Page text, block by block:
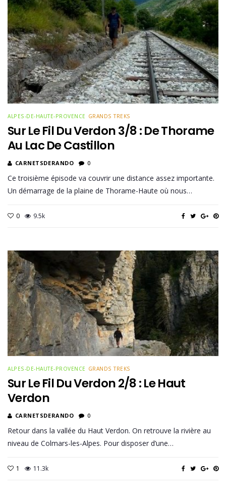
ALPES-DE-HAUTE-PROVENCE GRANDS TREKS
Sur Le Fil Du Verdon 3/8 : De Thorame
Au Lac De Castillon
CARNETSDERANDO 0
Ce troisième épisode va couvrir une distance assez importante.
Un démarrage de la plaine de Thorame-Haute où nous…
0 9.5k
ALPES-DE-HAUTE-PROVENCE GRANDS TREKS
Sur Le Fil Du Verdon 2/8 : Le Haut
Verdon
CARNETSDERANDO 0
Retour dans la vallée du Haut Verdon. On retrouve la rivière au
niveau de Colmars-les-Alpes. Pour disposer d’une…
1 11.3k